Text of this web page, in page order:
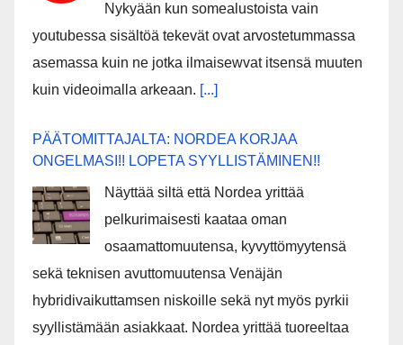
Nykyään kun somealustoista vain
youtubessa sisältöä tekevät ovat arvostetummassa
asemassa kuin ne jotka ilmaisewvat itsensä muuten
kuin videoimalla arkeaan. [...]
PÄÄTOMITTAJALTA: NORDEA KORJAA
ONGELMASI!! LOPETA SYYLLISTÄMINEN!!
Näyttää siltä että Nordea yrittää
pelkurimaisesti kaataa oman
osaamattomuutensa, kyvyttömyytensä
sekä teknisen avuttomuutensa Venäjän
hybridivaikuttamsen niskoille sekä nyt myös pyrkii
syyllistämään asiakkaat. Nordea yrittää tuoreeltaa